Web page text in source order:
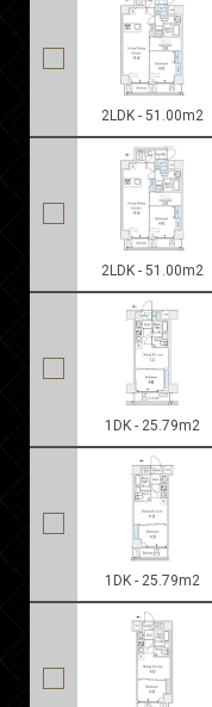
2LDK - 51.00m2
2LDK - 51.00m2
1DK - 25.79m2
1DK - 25.79m2